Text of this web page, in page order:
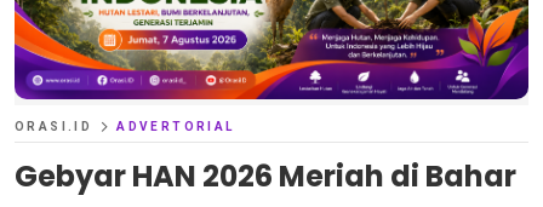
ORASI.ID ADVERTORIAL
Gebyar HAN 2026 Meriah di Bahar